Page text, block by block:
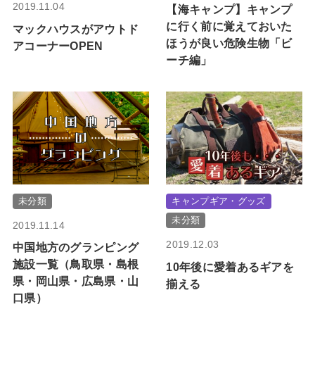
2019.11.04
マックハウスがアウトド
アコーナーOPEN
【海キャンプ】キャンプ
に行く前に覚えておいた
ほうが良い危険生物「ビ
ーチ編」
未分類
2019.11.14
中国地方のグランピング
施設一覧（鳥取県・島根
県・岡山県・広島県・山
口県）
キャンプギア・グッズ
未分類
2019.12.03
10年後に愛着あるギアを
揃える